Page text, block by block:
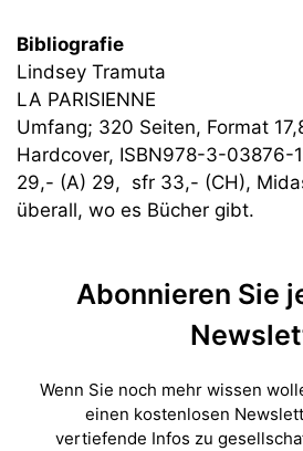
Bibliografie
Lindsey Tramuta
LA PARISIENNE
Umfang; 320 Seiten, Format
Hardcover, ISBN978-3-03876-
29,- (A) 29, sfr 33,- (CH),
überall, wo es Bücher gibt.
Abonnieren Sie
Wenn Sie noch mehr wissen
einen kostenlosen
vertiefende Infos zu